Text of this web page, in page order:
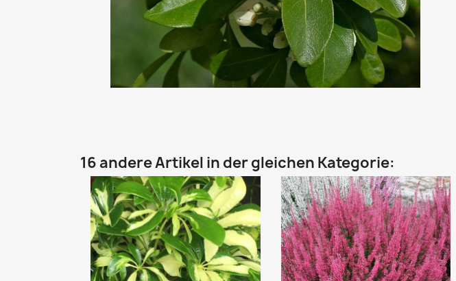
16 andere Artikel in der gleichen Kategorie: